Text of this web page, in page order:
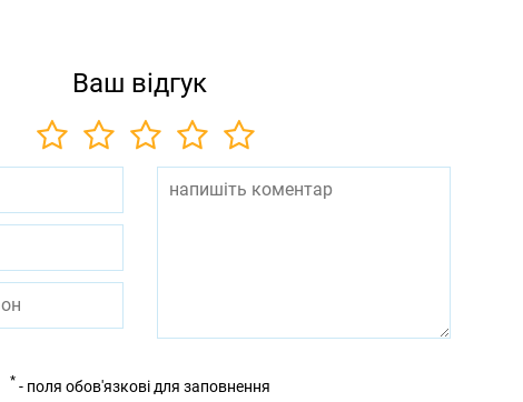
Ваш відгук
* - поля обов'язкові для заповнення